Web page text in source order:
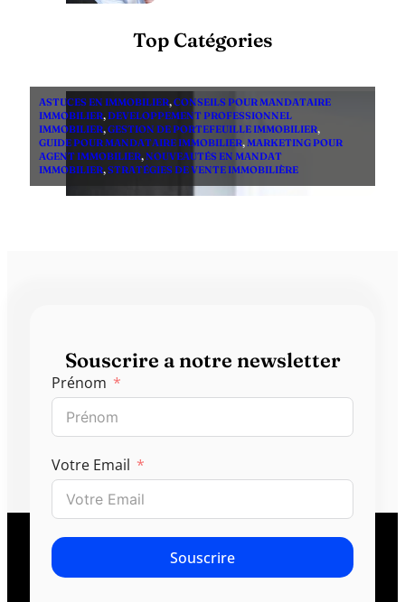
Top Catégories
ASTUCES EN IMMOBILIER,CONSEILS POUR MANDATAIRE
IMMOBILIER,DEVELOPPEMENT PROFESSIONNEL
IMMOBILIER,GESTION DE PORTEFEUILLE IMMOBILIER,
GUIDE POUR MANDATAIRE IMMOBILIER,MARKETING POUR
AGENT IMMOBILIER,NOUVEAUTÉS EN MANDAT
IMMOBILIER,STRATÉGIES DE VENTE IMMOBILIÈRE
Souscrire a notre newsletter
Prénom
Votre Email
Souscrire